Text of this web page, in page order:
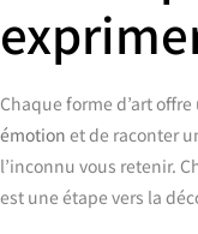
Chaque forme d’art
émotion et de raconter
l’inconnu vous retenir.
est une étape vers la